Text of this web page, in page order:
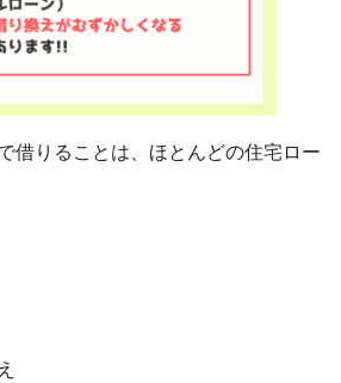
借りることは、ほとんどの住宅ロー